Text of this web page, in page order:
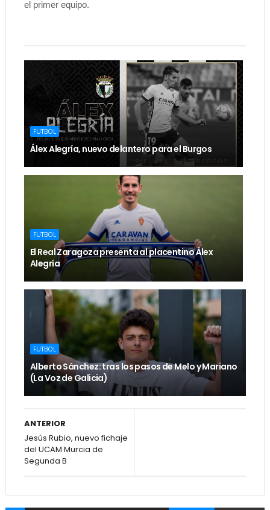
el primer equipo.
FUTBOL
Álex Alegría, nuevo delantero para el Burgos
FUTBOL
El Real Zaragoza presenta al placentino Álex
Alegría
FUTBOL
Alberto Sánchez: tras los pasos de Melo y Mariano
(La Voz de Galicia)
ANTERIOR
Jesús Rubio, nuevo fichaje
del UCAM Murcia de
Segunda B